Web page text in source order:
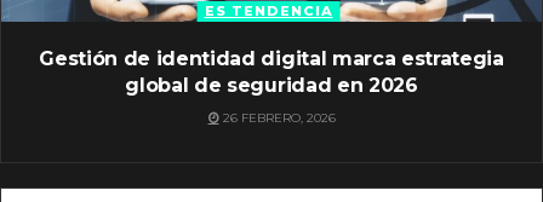
ES TENDENCIA
Gestión de identidad digital marca estrategia
global de seguridad en 2026
26 FEBRERO, 2026